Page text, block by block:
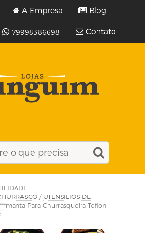
79998386698
A Empresa Blog
Contato
/ UTENSILIOS DE
Para Churrasqueira Teflon